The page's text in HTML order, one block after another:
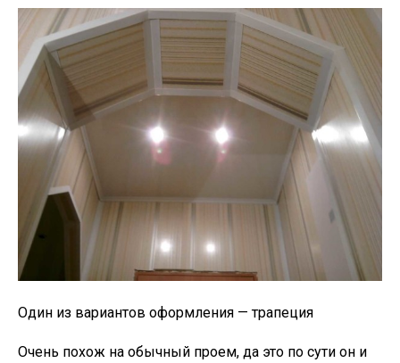
Один из вариантов оформления — трапеция
Очень похож на обычный проем, да это по сути он и